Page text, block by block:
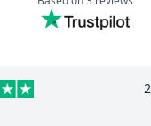
en aftagelig bakke,
(cm): 31
plast, bøgetræ, polyester